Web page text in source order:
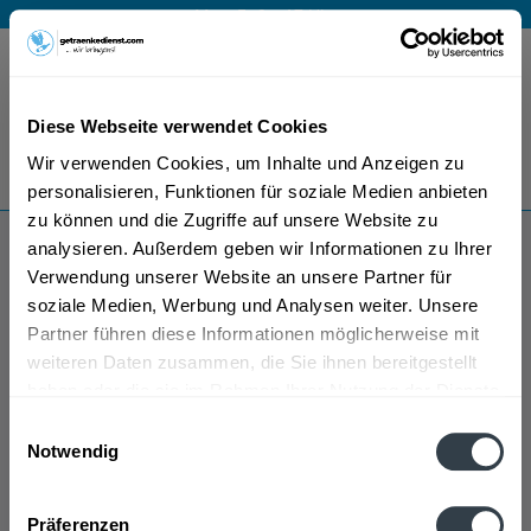
Diese Webseite verwendet Cookies
Wir verwenden Cookies, um Inhalte und Anzeigen zu
personalisieren, Funktionen für soziale Medien anbieten
zu können und die Zugriffe auf unsere Website zu
analysieren. Außerdem geben wir Informationen zu Ihrer
Verwendung unserer Website an unsere Partner für
soziale Medien, Werbung und Analysen weiter. Unsere
Partner führen diese Informationen möglicherweise mit
weiteren Daten zusammen, die Sie ihnen bereitgestellt
Notwendig
Präferenzen
Mo – Fr 9 – 17 Uhr
Menü
Bestellung widerrufen
Es gilt unsere Datenschutzerklärung
Petershans Apfelwein
Regionen, Städten, Orten und Postleitzahl-Gebieten